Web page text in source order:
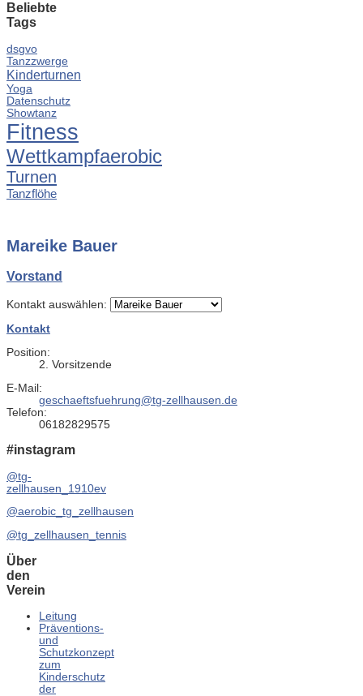
Beliebte
Tags
dsgvo
Tanzzwerge
Kinderturnen
Yoga
Datenschutz
Showtanz
Fitness
Wettkampfaerobic
Turnen
Tanzflöhe
Mareike Bauer
Vorstand
Kontakt auswählen:
Kontakt
Position:
2. Vorsitzende
E-Mail:
geschaeftsfuehrung@tg-zellhausen.de
Telefon:
06182829575
#instagram
@tg-
zellhausen_1910ev
@aerobic_tg_zellhausen
@tg_zellhausen_tennis
Über
den
Verein
Leitung
Präventions-
und
Schutzkonzept
zum
Kinderschutz
der